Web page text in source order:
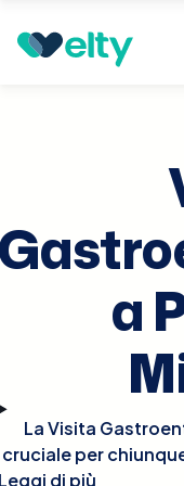
Prenota visita
a
La Visita
cruciale per
o desideri
di più